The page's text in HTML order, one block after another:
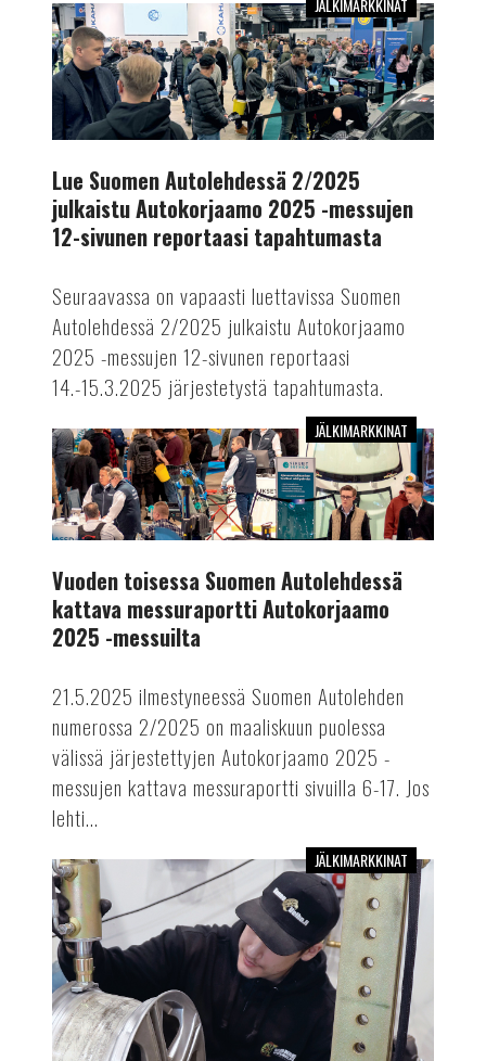
Lue
Suomen
Autolehdessä
2/2025
julkaistu
Autokorjaamo
2025
-
messujen
12-
reportaasi
tapahtumasta
Lue Suomen Autolehdessä 2/2025
julkaistu Autokorjaamo 2025 -messujen
12-sivunen reportaasi tapahtumasta
Seuraavassa on vapaasti luettavissa Suomen
Autolehdessä 2/2025 julkaistu Autokorjaamo
2025 -messujen 12-sivunen reportaasi
14.-15.3.2025 järjestetystä tapahtumasta.
Vuoden
toisessa
Suomen
Autolehdessä
kattava
messuraportti
Autokorjaamo
2025
-
JÄLKIMARKKINAT
Vuoden toisessa Suomen Autolehdessä
kattava messuraportti Autokorjaamo
2025 -messuilta
21.5.2025 ilmestyneessä Suomen Autolehden
numerossa 2/2025 on maaliskuun puolessa
välissä järjestettyjen Autokorjaamo 2025 -
messujen kattava messuraportti sivuilla 6-17. Jos
lehti...
Vuoden
2025
ensimmäinen
Suomen
Autolehti
on
myös
Autokorjaamo
JÄLKIMARKKINAT